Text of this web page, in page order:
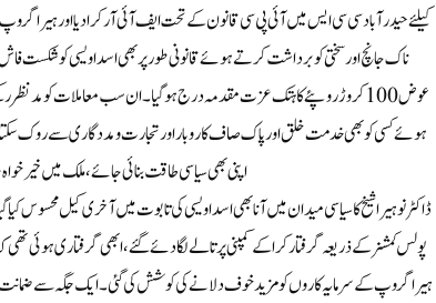
کیلئے حیدرآباد سی سی ایس میں آئی پی سی قانون کے تحت ایف آئی آر کرا دیا اور ہیرا گروپ
ناک جانچ اور سختی کو برداشت کرتے ہوئے قانونی طور پر بھی اسد اویسی کو شکست
عوض 100 کروڑ روپئے کا ہتک عزت مقدمہ درج ہو گیا۔ ان سب معاملات کو مدنظر
ہوئے کسی کو بھی خدمت خلق اور پاک صاف کاروبار اور تجارت و مددگاری سے روک
اپنی بھی سیاسی طاقت بنائی جائے، ملک میں خیر خواہ
ڈاکٹر نوہیرا شیخ کا سیاسی میدان میں آنا بھی اسد اویسی کی تابوت میں آخری کیل محسوس
پولس کمشنر کے ذریعہ گرفتار کراکے کمپنی پر تالے لگا دئے گئے، ابھی گرفتاری ہوئی تھی
ہیرا گروپ کے سرمایہ کاروں کو مزید خوف دلانے کی کوشش کی گئی۔ ایک جگہ سے